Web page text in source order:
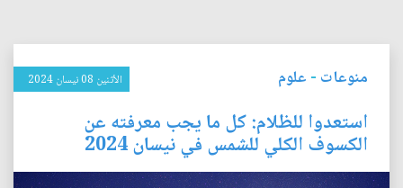
منوعات - علوم الأثنين 08 نيسان 2024
استعدوا للظلام: كل ما يجب معرفته عن
الكسوف الكلي للشمس في نيسان 2024